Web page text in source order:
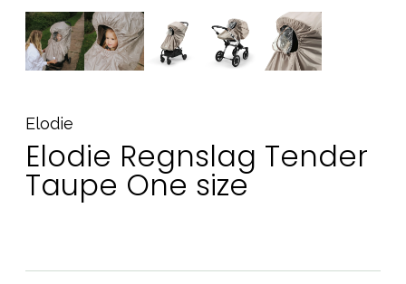
Elodie
Elodie Regnslag Tender
Taupe One size
Sol og svømning Outlet
Guide